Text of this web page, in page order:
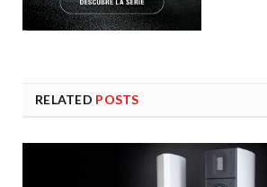
RELATED POSTS